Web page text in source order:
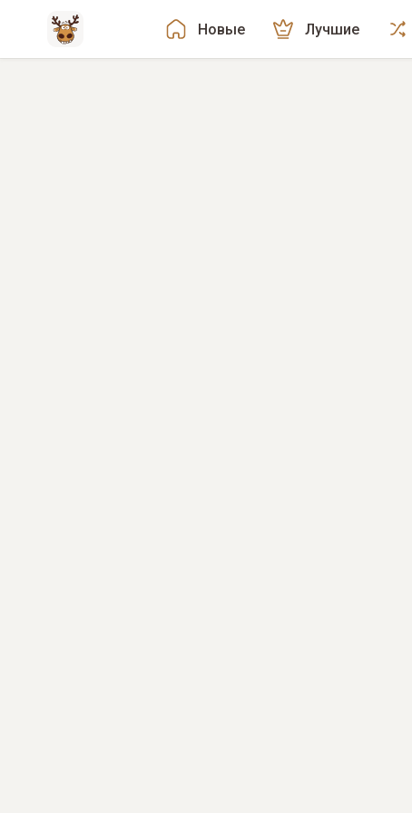
Новые Лучшие